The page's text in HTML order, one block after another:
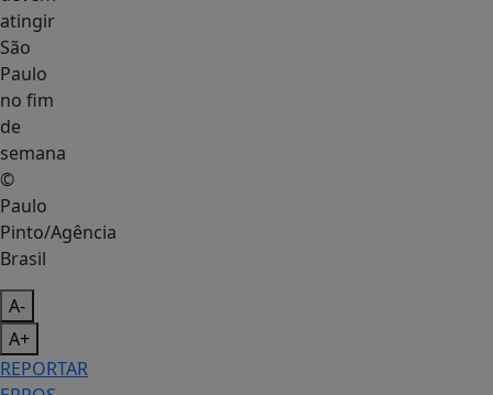
©
Paulo
Pinto/Agência
Brasil
A-
A+
REPORTAR